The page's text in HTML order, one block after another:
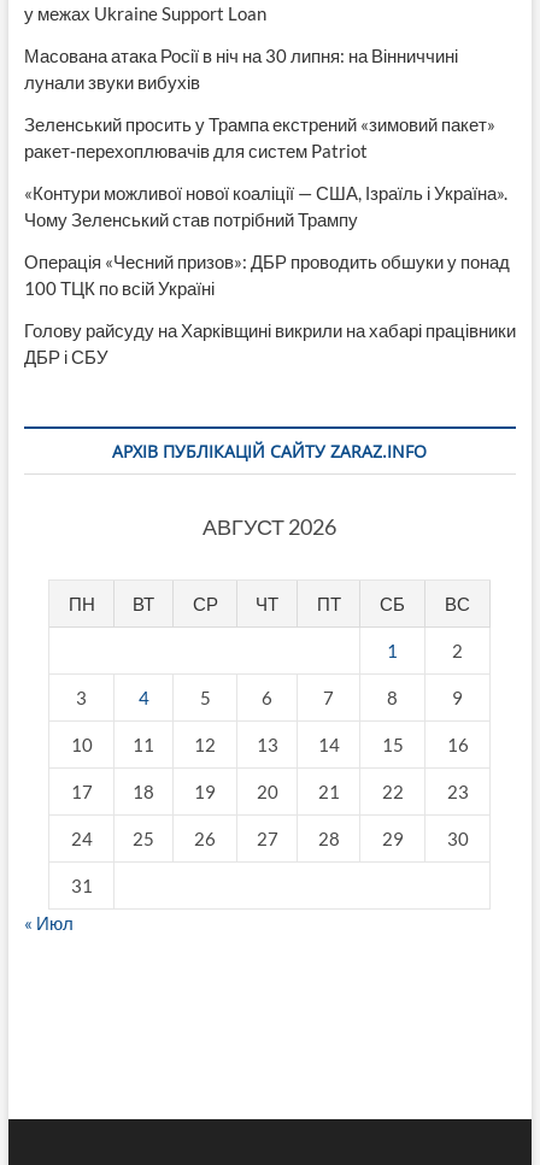
у межах Ukraine Support Loan
Масована атака Росії в ніч на 30 липня: на Вінниччині
лунали звуки вибухів
Зеленський просить у Трампа екстрений «зимовий пакет»
ракет-перехоплювачів для систем Patriot
«Контури можливої нової коаліції — США, Ізраїль і Україна».
Чому Зеленський став потрібний Трампу
Операція «Чесний призов»: ДБР проводить обшуки у понад
100 ТЦК по всій Україні
Голову райсуду на Харківщині викрили на хабарі працівники
ДБР і СБУ
АРХІВ ПУБЛІКАЦІЙ САЙТУ ZARAZ.INFO
АВГУСТ 2026
ПН ВТ СР ЧТ ПТ СБ ВС
1 2
3 4 5 6 7 8 9
10 11 12 13 14 15 16
17 18 19 20 21 22 23
24 25 26 27 28 29 30
31
« Июл